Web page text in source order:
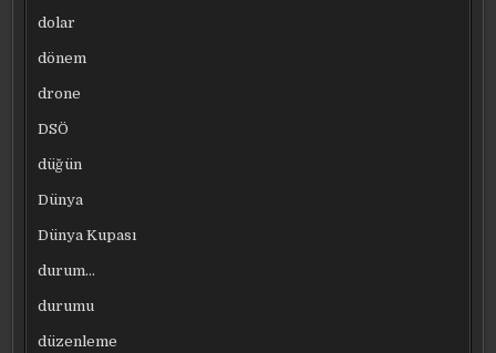
dolar
dönem
drone
DSÖ
düğün
Dünya
Dünya Kupası
durum…
durumu
düzenleme